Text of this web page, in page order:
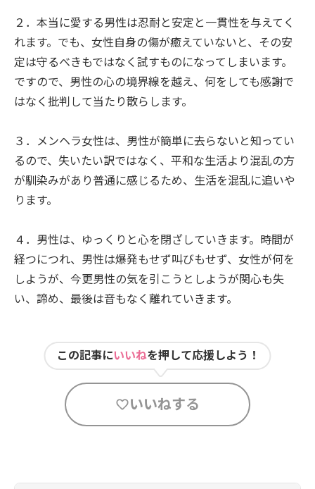
２．本当に愛する男性は忍耐と安定と一貫性を与えてく
れます。でも、女性自身の傷が癒えていないと、その安
定は守るべきもではなく試すものになってしまいます。
ですので、男性の心の境界線を越え、何をしても感謝で
はなく批判して当たり散らします。
３．メンヘラ女性は、男性が簡単に去らないと知ってい
るので、失いたい訳ではなく、平和な生活より混乱の方
が馴染みがあり普通に感じるため、生活を混乱に追いや
ります。
４．男性は、ゆっくりと心を閉ざしていきます。時間が
経つにつれ、男性は爆発もせず叫びもせず、女性が何を
しようが、今更男性の気を引こうとしようが関心も失
い、諦め、最後は音もなく離れていきます。
この記事にいいねを押して応援しよう！
いいねする